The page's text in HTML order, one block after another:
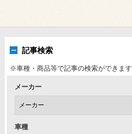
記事検索
※車種・商品等で記事の検索ができます
メーカー
車種